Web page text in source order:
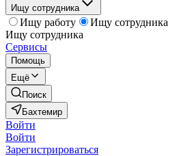
Ищу сотрудника
Ищу работу
Ищу сотрудника
Ищу сотрудника
Сервисы
Помощь
Ещё
Поиск
Бахтемир
Войти
Войти
Зарегистрироваться